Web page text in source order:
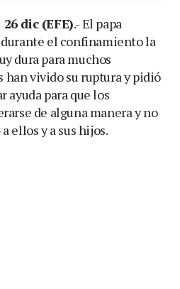
dic (EFE).- El papa
el confinamiento la
dura para muchos
vivido su ruptura y pidió
ayuda para que los
de alguna manera y no
ellos y a sus hijos.